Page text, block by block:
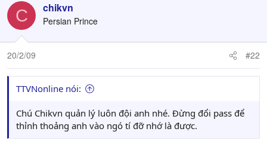
C chikvn
Persian Prince
20/2/09 #22
TTVNonline nói:
Chú Chikvn quản lý luôn đội anh nhé. Đừng đổi pass để
thỉnh thoảng anh vào ngó tí đỡ nhớ là được.